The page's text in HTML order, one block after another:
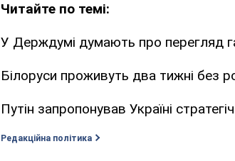
Читайте по темі:
У Держдумі думають про перегляд
Білоруси проживуть два тижні без
Путін запропонував Україні
Редакційна політика